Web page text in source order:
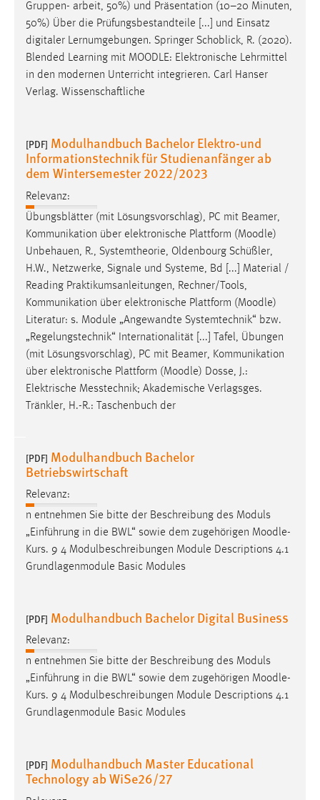
Gruppen- arbeit, 50%) und Präsentation (10–20 Minuten,
50%) Über die Prüfungsbestandteile [...] und Einsatz
digitaler Lernumgebungen. Springer Schoblick, R. (2020).
Blended Learning mit MOODLE: Elektronische Lehrmittel
in den modernen Unterricht integrieren. Carl Hanser
Verlag. Wissenschaftliche
[PDF] Modulhandbuch Bachelor Elektro-und
Informationstechnik für Studienanfänger ab
dem Wintersemester 2022/2023
Relevanz:
Übungsblätter (mit Lösungsvorschlag), PC mit Beamer,
Kommunikation über elektronische Plattform (Moodle)
Unbehauen, R., Systemtheorie, Oldenbourg Schüßler,
H.W., Netzwerke, Signale und Systeme, Bd [...] Material /
Reading Praktikumsanleitungen, Rechner/Tools,
Kommunikation über elektronische Plattform (Moodle)
Literatur: s. Module „Angewandte Systemtechnik“ bzw.
„Regelungstechnik“ Internationalität [...] Tafel, Übungen
(mit Lösungsvorschlag), PC mit Beamer, Kommunikation
über elektronische Plattform (Moodle) Dosse, J.:
Elektrische Messtechnik; Akademische Verlagsges.
Tränkler, H.-R.: Taschenbuch der
[PDF] Modulhandbuch Bachelor
Betriebswirtschaft
Relevanz:
n entnehmen Sie bitte der Beschreibung des Moduls
„Einführung in die BWL“ sowie dem zugehörigen Moodle-
Kurs. 9 4 Modulbeschreibungen Module Descriptions 4.1
Grundlagenmodule Basic Modules
[PDF] Modulhandbuch Bachelor Digital Business
Relevanz:
n entnehmen Sie bitte der Beschreibung des Moduls
„Einführung in die BWL“ sowie dem zugehörigen Moodle-
Kurs. 9 4 Modulbeschreibungen Module Descriptions 4.1
Grundlagenmodule Basic Modules
[PDF] Modulhandbuch Master Educational
Technology ab WiSe26/27
Cookie Laufzeit:
MibewSessionID, mibew-chat-frame-style-
5e9dbeb1811c0446 = Sitzungslaufzeit, mibew_locale = 3
Jahre, MIBEW_UserID = 1 Jahr
Login
fe_user, be_user, be_lastLoginProvider
Zweck:
einloggen zu können.
Cookie Laufzeit:
STATISTIK
Statistik Cookies erfassen Informationen anonym.
Diese Informationen helfen uns zu verstehen, wie
unsere Besucher unsere Website nutzen.
Matomo
Zweck:
Zugriffsstatistik
Cookie Laufzeit:
Max. 13 Monate
verwendet, um personalisierte Werbung anzuzeigen.
hinweg verfolgen.
Google Ads
Name:
Anbieter:
Google Ireland Limited